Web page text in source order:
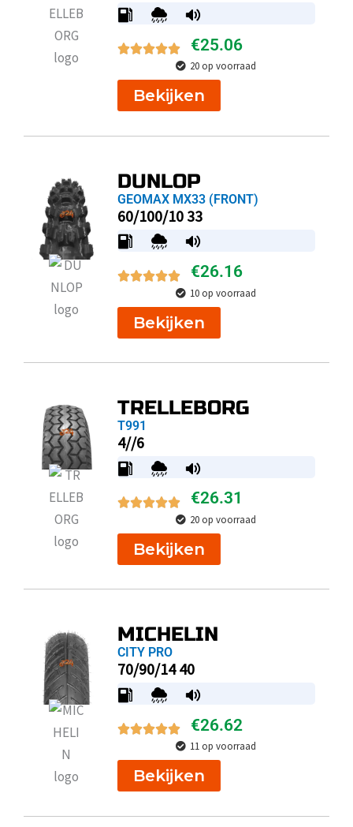
€25.06
20 op voorraad
Bekijken
DUNLOP
GEOMAX MX33 (FRONT)
60/100/10 33
€26.16
10 op voorraad
Bekijken
TRELLEBORG
T991
4//6
€26.31
20 op voorraad
Bekijken
MICHELIN
CITY PRO
70/90/14 40
€26.62
11 op voorraad
Bekijken